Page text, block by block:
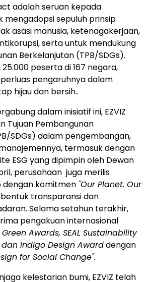
adalah seruan kepada
mengadopsi sepuluh prinsip
asasi manusia, ketenagakerjaan,
serta untuk mendukung
Berkelanjutan (TPB/SDGs).
peserta di 167 negara,
pengaruhnya dalam
hijau dan bersih..
dalam inisiatif ini, EZVIZ
Tujuan Pembangunan
SDGs) dalam pengembangan,
termasuk dengan
ESG yang dipimpin oleh Dewan
perusahaan juga merilis
dengan komitmen "Our Planet. Our
transparansi dan
Selama setahun terakhir,
pengakuan internasional
Awards, SEAL Sustainability
dan Indigo Design Awarddengan
for Social Change".
kelestarian bumi, EZVIZ telah